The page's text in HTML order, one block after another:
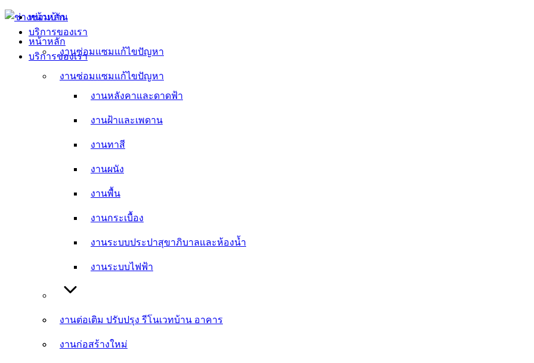
Skip
content
หน้าหลัก
บริการของเรา
งานซ่อมแซมแก้ไขปัญหา
งานหลังคาและดาดฟ้า
งานฝ้าและเพดาน
งานทาสี
งานผนัง
งานพื้น
งานกระเบื้อง
งานระบบประปาสุขาภิบาลและห้องน้ำ
งานระบบไฟฟ้า
งานต่อเติม ปรับปรุง รีโนเวทบ้าน อาคาร
งานก่อสร้างใหม่
หน้าหลัก
บริการของเรา
งานซ่อมแซมแก้ไขปัญหา
งานหลังคาและดาดฟ้า
งานฝ้าและเพดาน
งานทาสี
งานผนัง
งานพื้น
งานกระเบื้อง
งานระบบประปาสุขาภิบาลและห้องน้ำ
งานระบบไฟฟ้า
งานต่อเติม ปรับปรุง รีโนเวทบ้าน อาคาร
งานก่อสร้างใหม่
งานภายนอกบ้าน